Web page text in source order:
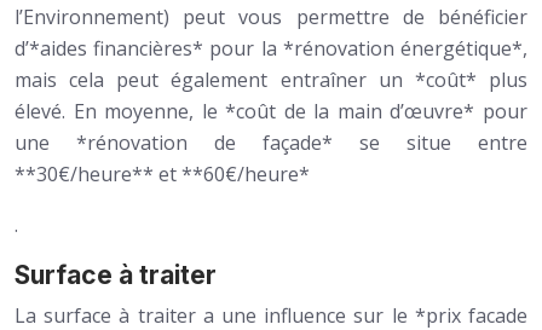
l’Environnement) peut vous permettre de bénéficier
d’*aides financières* pour la *rénovation énergétique*,
mais cela peut également entraîner un *coût* plus
élevé. En moyenne, le *coût de la main d’œuvre* pour
une *rénovation de façade* se situe entre
**30€/heure** et **60€/heure*
.
Surface à traiter
La surface à traiter a une influence sur le *prix facade